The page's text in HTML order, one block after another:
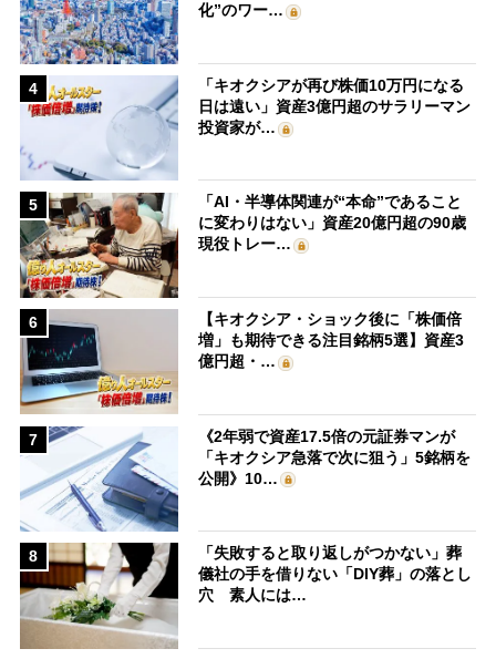
化”のワー…
4
「キオクシアが再び株価10万円になる
日は遠い」資産3億円超のサラリーマン
投資家が…
5
「AI・半導体関連が“本命”であること
に変わりはない」資産20億円超の90歳
現役トレー…
6
【キオクシア・ショック後に「株価倍
増」も期待できる注目銘柄5選】資産3
億円超・…
7
《2年弱で資産17.5倍の元証券マンが
「キオクシア急落で次に狙う」5銘柄を
公開》10…
8
「失敗すると取り返しがつかない」葬
儀社の手を借りない「DIY葬」の落とし
穴 素人には…